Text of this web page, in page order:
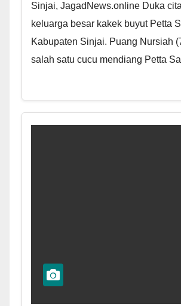
Sinjai, JagadNews.online Duka
keluarga besar kakek buyut Petta
Kabupaten Sinjai. Puang Nursiah
salah satu cucu mendiang Petta